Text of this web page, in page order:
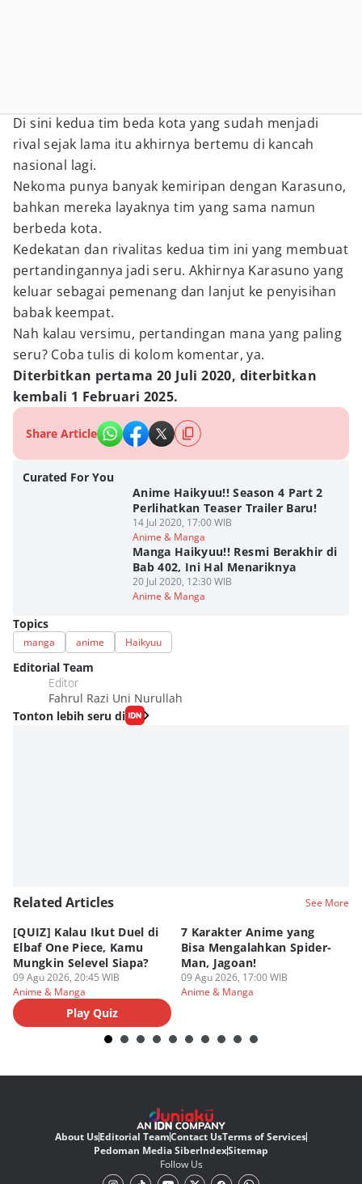
Di sini kedua tim beda kota yang sudah menjadi
rival sejak lama itu akhirnya bertemu di kancah
nasional lagi.
Nekoma punya banyak kemiripan dengan Karasuno,
bahkan mereka layaknya tim yang sama namun
berbeda kota.
Kedekatan dan rivalitas kedua tim ini yang membuat
pertandingannya jadi seru. Akhirnya Karasuno yang
keluar sebagai pemenang dan lanjut ke penyisihan
babak keempat.
Nah kalau versimu, pertandingan mana yang paling
seru? Coba tulis di kolom komentar, ya.
Diterbitkan pertama 20 Juli 2020, diterbitkan
kembali 1 Februari 2025.
Share Article
Curated For You
Anime Haikyuu!! Season 4 Part 2
Perlihatkan Teaser Trailer Baru!
14 Jul 2020, 17:00 WIB
Anime & Manga
Manga Haikyuu!! Resmi Berakhir di
Bab 402, Ini Hal Menariknya
20 Jul 2020, 12:30 WIB
Anime & Manga
Topics
manga anime Haikyuu
Editorial Team
Editor
Fahrul Razi Uni Nurullah
Tonton lebih seru di
Related Articles See More
[QUIZ] Kalau Ikut Duel di
Elbaf One Piece, Kamu
Mungkin Selevel Siapa?
09 Agu 2026, 20:45 WIB
Anime & Manga
Play Quiz
7 Karakter Anime yang
Bisa Mengalahkan Spider-
Man, Jagoan!
09 Agu 2026, 17:00 WIB
Anime & Manga
About UsEditorial TeamContact UsTerms of Services
Pedoman Media SiberIndexSitemap
Follow Us